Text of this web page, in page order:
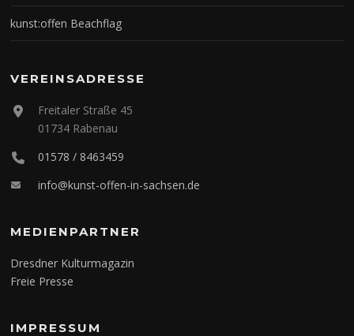
kunst:offen Beachflag
VEREINSADRESSE
Freitaler Straße 45
01734 Rabenau
01578 / 8463459
info@kunst-offen-in-sachsen.de
MEDIENPARTNER
Dresdner Kulturmagazin
Freie Presse
IMPRESSUM